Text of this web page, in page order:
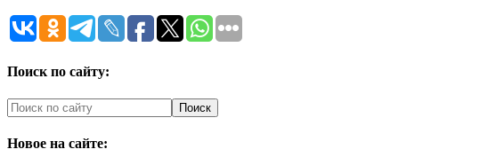
Поиск по сайту:
Новое на сайте: